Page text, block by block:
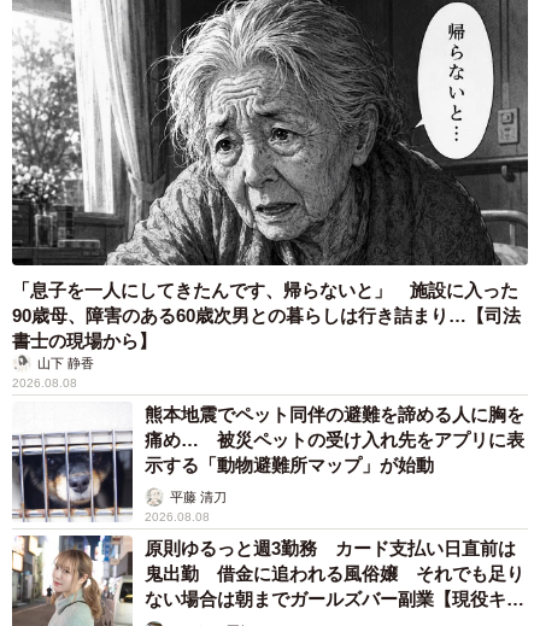
「息子を一人にしてきたんです、帰らないと」 施設に入った
90歳母、障害のある60歳次男との暮らしは行き詰まり…【司法
書士の現場から】
山下 静香
2026.08.08
熊本地震でペット同伴の避難を諦める人に胸を
痛め… 被災ペットの受け入れ先をアプリに表
示する「動物避難所マップ」が始動
平藤 清刀
2026.08.08
原則ゆるっと週3勤務 カード支払い日直前は
鬼出勤 借金に追われる風俗嬢 それでも足り
ない場合は朝までガールズバー副業【現役キャ